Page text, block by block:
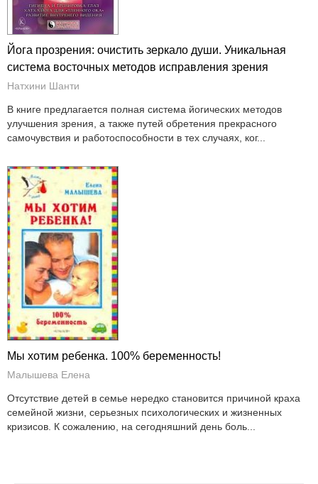
Йога прозрения: очистить зеркало души. Уникальная
система восточных методов исправления зрения
Натхини Шанти
В книге предлагается полная система йогических методов
улучшения зрения, а также путей обретения прекрасного
самочувствия и работоспособности в тех случаях, ког...
Мы хотим ребенка. 100% беременность!
Малышева Елена
Отсутствие детей в семье нередко становится причиной краха
семейной жизни, серьезных психологических и жизненных
кризисов. К сожалению, на сегодняшний день боль...